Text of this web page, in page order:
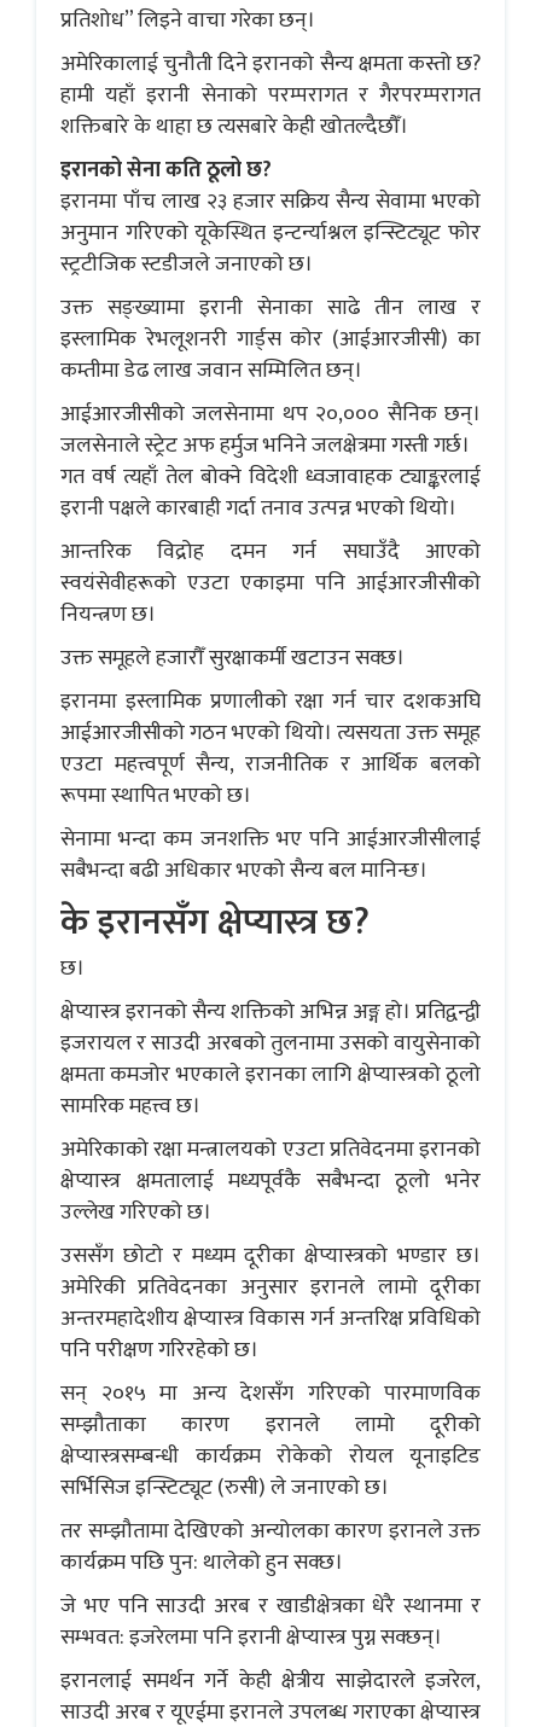
प्रतिशोध” लिइने वाचा गरेका छन्।
अमेरिकालाई चुनौती दिने इरानको सैन्य क्षमता कस्तो छ?
हामी यहाँ इरानी सेनाको परम्परागत र गैरपरम्परागत
शक्तिबारे के थाहा छ त्यसबारे केही खोतल्दैछौँ।
इरानको सेना कति ठूलो छ?
इरानमा पाँच लाख २३ हजार सक्रिय सैन्य सेवामा भएको
अनुमान गरिएको यूकेस्थित इन्टर्न्याश्नल इन्स्टिट्यूट फोर
स्ट्रटीजिक स्टडीजले जनाएको छ।
उक्त सङ्ख्यामा इरानी सेनाका साढे तीन लाख र
इस्लामिक रेभलूशनरी गार्ड्स कोर (आईआरजीसी) का
कम्तीमा डेढ लाख जवान सम्मिलित छन्।
आईआरजीसीको जलसेनामा थप २०,००० सैनिक छन्।
जलसेनाले स्ट्रेट अफ हर्मुज भनिने जलक्षेत्रमा गस्ती गर्छ।
गत वर्ष त्यहाँ तेल बोक्ने विदेशी ध्वजावाहक ट्याङ्करलाई
इरानी पक्षले कारबाही गर्दा तनाव उत्पन्न भएको थियो।
आन्तरिक विद्रोह दमन गर्न सघाउँदै आएको
स्वयंसेवीहरूको एउटा एकाइमा पनि आईआरजीसीको
नियन्त्रण छ।
उक्त समूहले हजारौँ सुरक्षाकर्मी खटाउन सक्छ।
इरानमा इस्लामिक प्रणालीको रक्षा गर्न चार दशकअघि
आईआरजीसीको गठन भएको थियो। त्यसयता उक्त समूह
एउटा महत्त्वपूर्ण सैन्य, राजनीतिक र आर्थिक बलको
रूपमा स्थापित भएको छ।
सेनामा भन्दा कम जनशक्ति भए पनि आईआरजीसीलाई
सबैभन्दा बढी अधिकार भएको सैन्य बल मानिन्छ।
के इरानसँग क्षेप्यास्त्र छ?
छ।
क्षेप्यास्त्र इरानको सैन्य शक्तिको अभिन्न अङ्ग हो। प्रतिद्वन्द्वी
इजरायल र साउदी अरबको तुलनामा उसको वायुसेनाको
क्षमता कमजोर भएकाले इरानका लागि क्षेप्यास्त्रको ठूलो
सामरिक महत्त्व छ।
अमेरिकाको रक्षा मन्त्रालयको एउटा प्रतिवेदनमा इरानको
क्षेप्यास्त्र क्षमतालाई मध्यपूर्वकै सबैभन्दा ठूलो भनेर
उल्लेख गरिएको छ।
उससँग छोटो र मध्यम दूरीका क्षेप्यास्त्रको भण्डार छ।
अमेरिकी प्रतिवेदनका अनुसार इरानले लामो दूरीका
अन्तरमहादेशीय क्षेप्यास्त्र विकास गर्न अन्तरिक्ष प्रविधिको
पनि परीक्षण गरिरहेको छ।
सन् २०१५ मा अन्य देशसँग गरिएको पारमाणविक
सम्झौताका कारण इरानले लामो दूरीको
क्षेप्यास्त्रसम्बन्धी कार्यक्रम रोकेको रोयल यूनाइटिड
सर्भिसिज इन्स्टिट्यूट (रुसी) ले जनाएको छ।
तर सम्झौतामा देखिएको अन्योलका कारण इरानले उक्त
कार्यक्रम पछि पुन: थालेको हुन सक्छ।
जे भए पनि साउदी अरब र खाडीक्षेत्रका धेरै स्थानमा र
सम्भवत: इजरेलमा पनि इरानी क्षेप्यास्त्र पुग्न सक्छन्।
इरानलाई समर्थन गर्ने केही क्षेत्रीय साझेदारले इजरेल,
साउदी अरब र यूएईमा इरानले उपलब्ध गराएका क्षेप्यास्त्र